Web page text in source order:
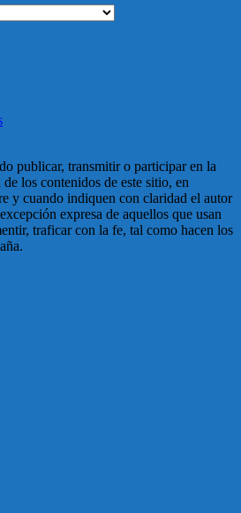
publicar, transmitir o participar en la
los contenidos de este sitio, en
y cuando indiquen con claridad el autor
expresa de aquellos que usan
traficar con la fe, tal como hacen los